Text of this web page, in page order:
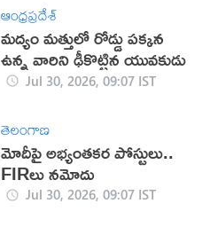
ఆంధ్రప్రదేశ్
మద్యం మత్తులో రోడ్డు పక్కన
ఉన్న వారిని ఢీకొట్టిన యువకుడు
Jul 30, 2026, 09:07 IST
తెలంగాణ
మోదీపై అభ్యంతకర పోస్టులు..
FIRలు నమోదు
Jul 30, 2026, 09:07 IST